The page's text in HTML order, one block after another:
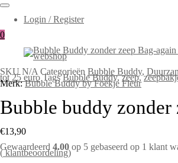
Login / Register
0
SKU N/A Categorieën Bubble Buddy,
tot 25 euro Tags Bubble Buddy,zeep,
Merk:Bubble Buddy by Foekje Fleur
Bubble buddy zonder
€13,90
Gewaardeerd 4.00 op 5 gebaseerd op 1 klant
(klantbeoordeling)